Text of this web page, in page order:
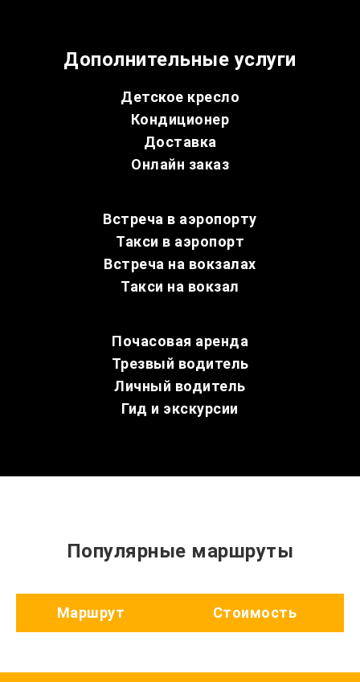
Дополнительные услуги
Детское кресло
Кондиционер
Доставка
Онлайн заказ
Встреча в аэропорту
Такси в аэропорт
Встреча на вокзалах
Такси на вокзал
Почасовая аренда
Трезвый водитель
Личный водитель
Гид и экскурсии
Популярные маршруты
Маршрут Стоимость